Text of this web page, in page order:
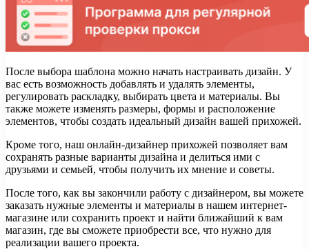
После выбора шаблона можно начать настраивать дизайн. У
вас есть возможность добавлять и удалять элементы,
регулировать раскладку, выбирать цвета и материалы. Вы
также можете изменять размеры, формы и расположение
элементов, чтобы создать идеальный дизайн вашей прихожей.
Кроме того, наш онлайн-дизайнер прихожей позволяет вам
сохранять разные варианты дизайна и делиться ими с
друзьями и семьей, чтобы получить их мнение и советы.
После того, как вы закончили работу с дизайнером, вы можете
заказать нужные элементы и материалы в нашем интернет-
магазине или сохранить проект и найти ближайший к вам
магазин, где вы сможете приобрести все, что нужно для
реализации вашего проекта.